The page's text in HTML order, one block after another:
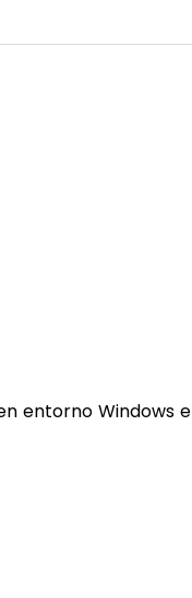
entorno Windows e